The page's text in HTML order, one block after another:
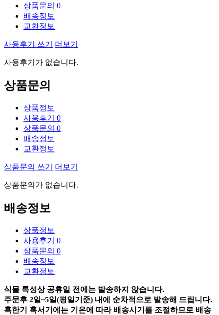
상품문의 0
배송정보
교환정보
사용후기 쓰기 더보기
사용후기가 없습니다.
상품문의
상품정보
사용후기 0
상품문의 0
배송정보
교환정보
상품문의 쓰기 더보기
상품문의가 없습니다.
배송정보
상품정보
사용후기 0
상품문의 0
배송정보
교환정보
식물 특성상 공휴일 전에는 발송하지 않습니다.
주문후 2일~5일(평일기준) 내에 순차적으로 발송해 드립니다.
혹한기 혹서기에는 기온에 따라 배송시기를 조절하므로 배송